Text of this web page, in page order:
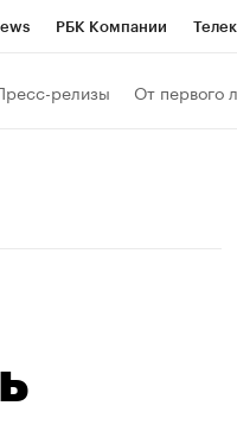
РБК Компании
релизы От первого